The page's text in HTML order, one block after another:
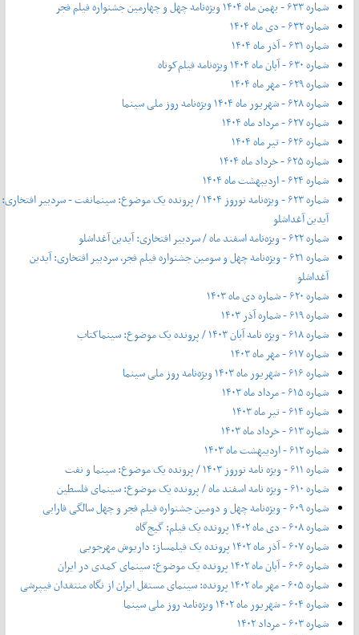
شماره ۶۳۳ - بهمن ماه ۱۴۰۴ ویژه‌نامه چهل‌ و‌ چهارمین جشنواره فیلم فجر
شماره ۶۳۲ - دی ماه ۱۴۰۴
شماره ۶۳۱ - آذر ماه ۱۴۰۴
شماره ۶۳۰ - آبان ماه ۱۴۰۴ ویژه‌نامه فیلم‌کوتاه
شماره ۶۲۹ - مهر ماه ۱۴۰۴
شماره ۶۲۸ - شهریور ماه ۱۴۰۴ ویژه‌نامه روز ملی سینما
شماره ۶۲۷ - مرداد ماه ۱۴۰۴
شماره ۶۲۶ - تیر ماه ۱۴۰۴
شماره ۶۲۵ - خرداد ماه ۱۴۰۴
شماره ۶۲۴ - اردیبهشت ماه ۱۴۰۴
شماره ۶۲۳ - ویژه‌نامه نوروز ۱۴۰۴ / پرونده یک موضوع: سینمانفت - سردبیر افتخاری:
آیدین آغداشلو
شماره ۶۲۲ - ویژه‌نامه اسفند ماه / سردبیر افتخاری: آیدین آغداشلو
شماره ۶۲۱ - ویژه‌نامه چهل‌ و‌ سومین جشنواره فیلم فجر، سردبیر افتخاری: آیدین
آغداشلو
شماره ۶۲۰ - شماره دی ماه ۱۴۰۳
شماره ۶۱۹ - شماره آذر ۱۴۰۳
شماره ۶۱۸ - ویژه نامه آبان ۱۴۰۳ / پرونده یک موضوع: سینماکتاب
شماره ۶۱۷ - مهر ماه ۱۴۰۳
شماره ۶۱۶ - شهریور ماه ۱۴۰۳ ویژه‌نامه روز ملی سینما
شماره ۶۱۵ - مرداد ماه ۱۴۰۳
شماره ۶۱۴ - تیر ماه ۱۴۰۳
شماره ۶۱۳ - خرداد ماه ۱۴۰۳
شماره ۶۱۲ - اردیبهشت ماه ۱۴۰۳
شماره ۶۱۱ - ویژه نامه نوروز ۱۴۰۳ / پرونده یک موضوع: سینما و نفت
شماره ۶۱۰ - ویژه نامه اسفند ماه / پرونده یک موضوع: سینمای فلسطین
شماره ۶۰۹ - ویژه‌نامه چهل و دومین جشنواره فیلم فجر و چهل سالگی فارابی
شماره ۶۰۸ - دی ماه ۱۴۰۲ پرونده یک فیلم: گیج‌گاه
شماره ۶۰۷ - آذر ماه ۱۴۰۲ پرونده یک فیلمساز: داریوش مهرجویی
شماره ۶۰۶ - آبان ماه ۱۴۰۲ پرونده یک موضوع: سینمای کمدی در ایران
شماره ۶۰۵ - مهر ماه ۱۴۰۲ پرونده: سینمای مستقل ایران از نگاه منتقدان فیپرشی
شماره ۶۰۴ - شهریور ماه ۱۴۰۲ ویژه‌نامه روز ملی سینما
شماره ۶۰۳ - مرداد ۱۴۰۲